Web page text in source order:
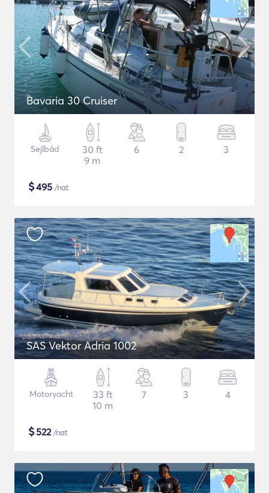
Bavaria 30 Cruiser
Sejlbåd
30 ft
9 m
6 2 3
$495 /nat
SAS Vektor Adria 1002
Motoryacht
33 ft
10 m
7 3 4
$522/nat